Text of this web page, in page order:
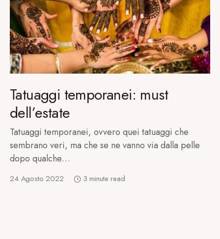
Tatuaggi temporanei: must
dell’estate
Tatuaggi temporanei, ovvero quei tatuaggi che
sembrano veri, ma che se ne vanno via dalla pelle
dopo qualche…
24 Agosto 2022 3 minute read